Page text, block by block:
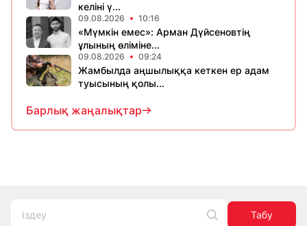
келіні ү...
09.08.2026 10:16
«Мүмкін емес»: Арман Дүйсеновтің
ұлының өліміне...
09.08.2026 09:24
Жамбылда аңшылыққа кеткен ер адам
туысының қолы...
Барлық жаңалықтар
Табу